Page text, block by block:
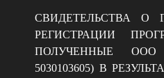
СВИДЕТЕЛЬСТВА О
РЕГИСТРАЦИИ
ПОЛУЧЕННЫЕ
5030103605) В